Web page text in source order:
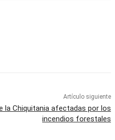
Artículo siguiente
la Chiquitania afectadas por los
incendios forestales